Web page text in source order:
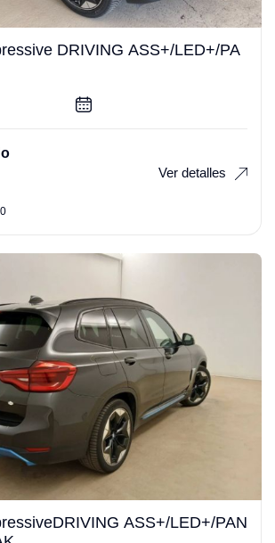
DRIVING ASS+/LED+/PA
Ver detalles
ASS+/LED+/PAN